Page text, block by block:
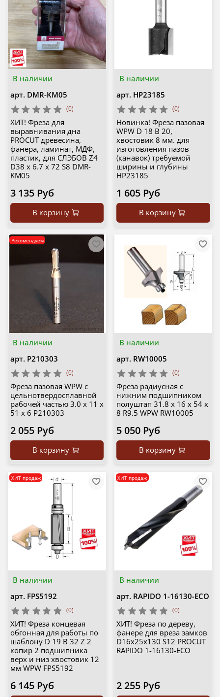
В наличии
арт. DMR-KM05
(0)
ХИТ! Фреза для
выравнивания дна
PROCUT древесина,
фанера, ламинат, МДФ,
пластик, для СЛЭБОВ Z4
D38 x 6.7 x 72 S8 DMR-
KM05
3 135 Руб
В корзину
В наличии
арт. HP23185
(0)
Новинка! Фреза пазовая
WPW D 18 B 20,
хвостовик 8 мм. для
изготовления пазов
(канавок) требуемой
ширины и глубины
HP23185
1 605 Руб
В корзину
В наличии
Рекомендуем
арт. P210303
(0)
Фреза пазовая WPW с
цельнотвердосплавной
рабочей частью 3.0 х 11 x
51 x 6 P210303
2 055 Руб
В корзину
В наличии
арт. RW10005
(0)
Фреза радиусная с
нижним подшипником
полуштап 31.8 x 16 x 54 x
8 R9.5 WPW RW10005
5 050 Руб
В корзину
В наличии
ХИТ продаж
арт. FPS5192
(0)
ХИТ! Фреза концевая
обгонная для работы по
шаблону D 19 B 32 Z 2
копир 2 подшипника
верх и низ хвостовик 12
мм WPW FPS5192
6 145 Руб
В наличии
ХИТ продаж
арт. RAPIDO 1-16130-ECO
(0)
ХИТ! Фреза по дереву,
фанере для вреза замков
D16x25x130 S12 PROCUT
RAPIDO 1-16130-ECO
2 255 Руб